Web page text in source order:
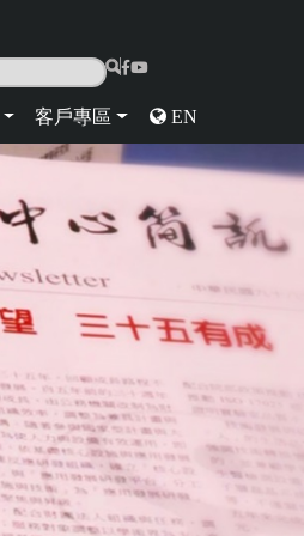
|
客戶專區 EN